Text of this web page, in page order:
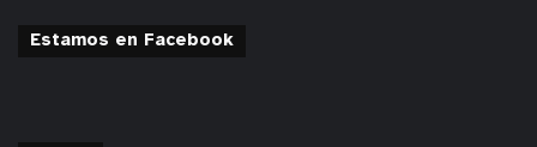
Estamos en Facebook